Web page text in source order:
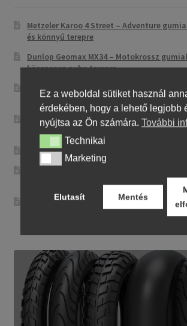
Metzeler Karoo 4 Street – Adventure
és könnyű terepre
Dunlop Geomax MX34 – Motokrossz
közepesen puha terepre
Mitas Street Force – Kiegyensúlyozott
abroncs
CST CM-NK01 – Sportos utcai abroncs
irányíthatósággal
Maxxis MA-ST3 – Sport-touring abroncs
Metzeler Perfect ME 77 – Klasszikus
kényelmes városi és országúti
Ez a weboldal sütiket használ
érdekében, hogy a lehető legjobb
nyújtsa az Ön számára. További
TechnikaiTechnikai
MarketingMarketing
Elutasít Mentés